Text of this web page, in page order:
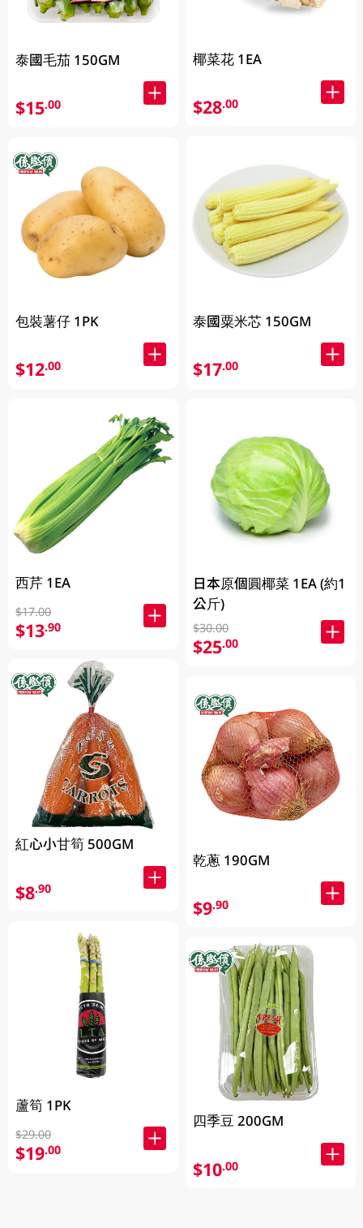
泰國毛茄 150GM
$15.00
包裝薯仔 1PK
$12.00
西芹 1EA
$17.00
$13.90
紅心小甘筍 500GM
$8.90
蘆筍 1PK
$29.00
$19.00
椰菜花 1EA
$28.00
泰國粟米芯 150GM
$17.00
日本原個圓椰菜 1EA (約1
公斤)
$30.00
$25.00
乾蔥 190GM
$9.90
四季豆 200GM
$10.00